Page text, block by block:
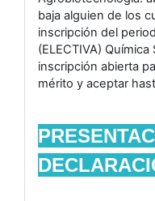
baja alguien de los
inscripción del
(ELECTIVA)
inscripción abierta
mérito y aceptar